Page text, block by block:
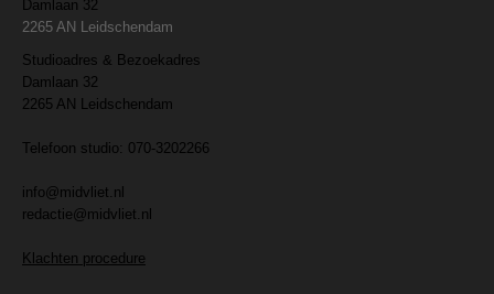
Damlaan 32
2265 AN Leidschendam
Studioadres & Bezoekadres
Damlaan 32
2265 AN Leidschendam
Telefoon studio: 070-3202266
info@midvliet.nl
redactie@midvliet.nl
Klachten procedure